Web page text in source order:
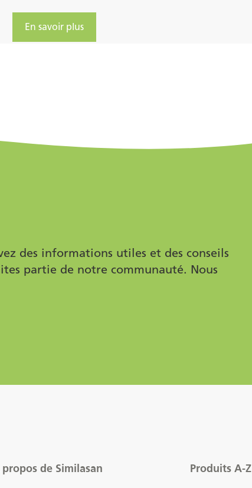
En savoir plus
des informations utiles et des conseils
partie de notre communauté. Nous
de Similasan Produits A-Z